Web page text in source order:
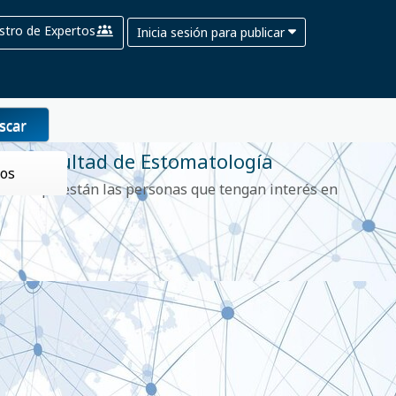
de Expertos Inicia sesión para publicar
Facultad de Estomatología
Aquí están las personas que tengan interés en